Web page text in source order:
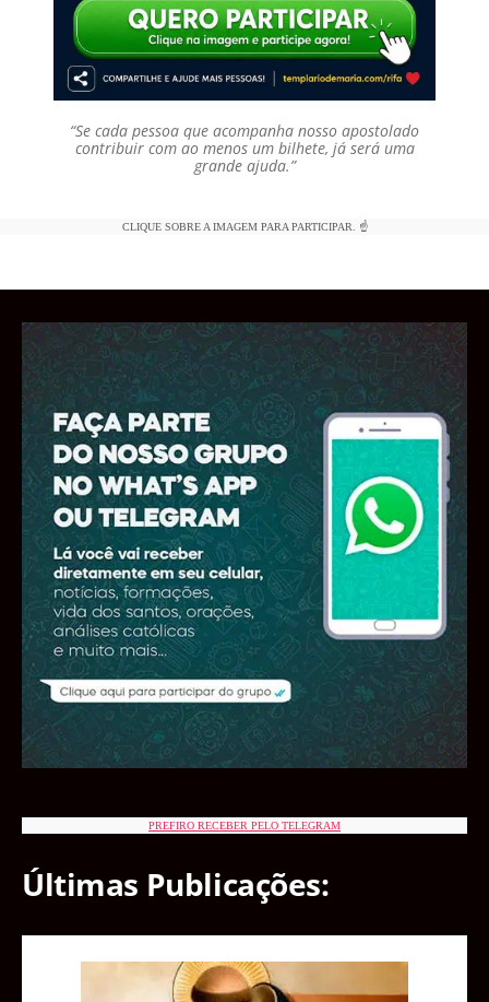
“Se cada pessoa que acompanha nosso apostolado
contribuir com ao menos um bilhete, já será uma
grande ajuda.”
CLIQUE SOBRE A IMAGEM PARA PARTICIPAR. ☝️
PREFIRO RECEBER PELO TELEGRAM
Últimas Publicações: